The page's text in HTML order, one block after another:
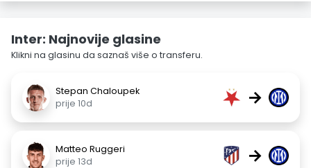
Inter: Najnovije glasine
Klikni na glasinu da saznaš više o transferu.
Stepan Chaloupek
prije 10d
→
Matteo Ruggeri
prije 13d
→